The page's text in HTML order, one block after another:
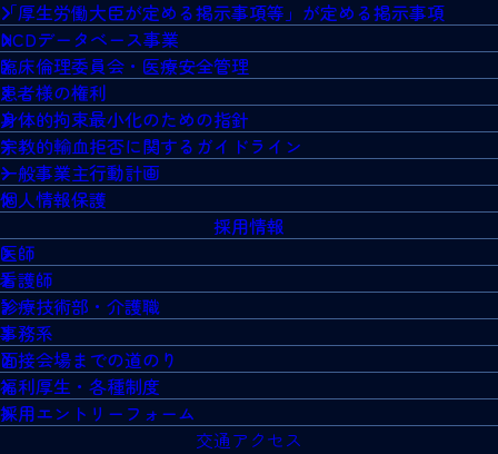
「厚生労働大臣が定める掲示事項等」が定める掲示事項
NCDデータベース事業
臨床倫理委員会・医療安全管理
患者様の権利
身体的拘束最小化のための指針
宗教的輸血拒否に関するガイドライン
一般事業主行動計画
個人情報保護
採用情報
医師
看護師
診療技術部・介護職
事務系
面接会場までの道のり
福利厚生・各種制度
採用エントリーフォーム
交通アクセス